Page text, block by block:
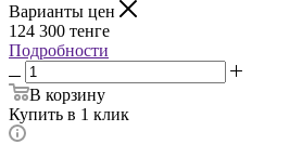
Варианты цен
124 300 тенге
Подробности
В корзину
Купить в 1 клик